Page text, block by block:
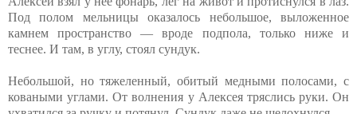
Под полом мельницы оказалось небольшое, выложенное
камнем пространство — вроде подпола, только ниже и
теснее. И там, в углу, стоял сундук.
Небольшой, но тяжеленный, обитый медными полосами, с
коваными углами. От волнения у Алексея тряслись руки. Он